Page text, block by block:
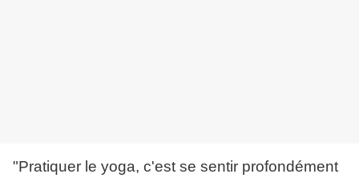
"Pratiquer le yoga, c'est se sentir profondément